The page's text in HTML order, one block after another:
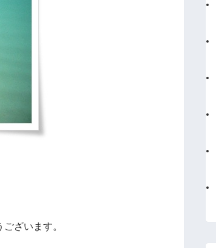
ざいます。